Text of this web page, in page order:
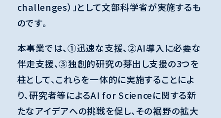
challenges）」として文部科学省が実施するも
のです。
本事業では、①迅速な支援、②AI導入に必要な
伴走支援、③独創的研究の芽出し支援の3つを
柱として、これらを一体的に実施することによ
り、研究者等によるAI for Scienceに関する新
たなアイデアへの挑戦を促し、その裾野の拡大